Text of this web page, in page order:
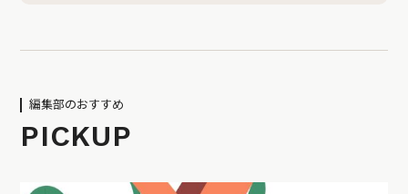
編集部のおすすめ
PICKUP